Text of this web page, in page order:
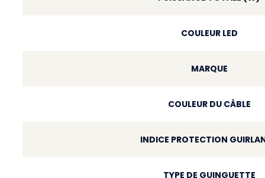
COULEUR LED
MARQUE
COULEUR DU CÂBLE
INDICE PROTECTION
TYPE DE GUINGUETTE